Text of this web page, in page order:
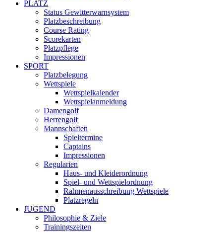
PLATZ
Status Gewitterwarnsystem
Platzbeschreibung
Course Rating
Scorekarten
Platzpflege
Impressionen
SPORT
Platzbelegung
Wettspiele
Wettspielkalender
Wettspielanmeldung
Damengolf
Herrengolf
Mannschaften
Spieltermine
Captains
Impressionen
Regularien
Haus- und Kleiderordnung
Spiel- und Wettspielordnung
Rahmenausschreibung Wettspiele
Platzregeln
JUGEND
Philosophie & Ziele
Trainingszeiten